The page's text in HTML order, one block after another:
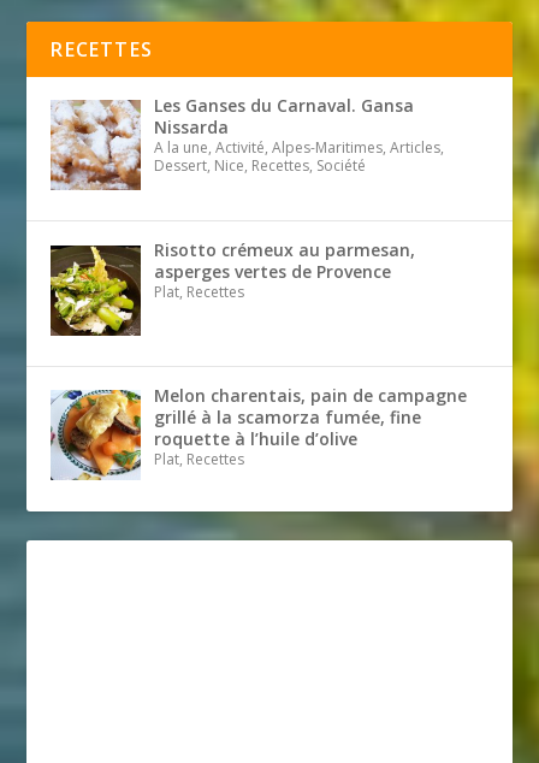
RECETTES
Les Ganses du Carnaval. Gansa
Nissarda
A la une, Activité, Alpes-Maritimes, Articles,
Dessert, Nice, Recettes, Société
Risotto crémeux au parmesan,
asperges vertes de Provence
Plat, Recettes
Melon charentais, pain de campagne
grillé à la scamorza fumée, fine
roquette à l’huile d’olive
Plat, Recettes